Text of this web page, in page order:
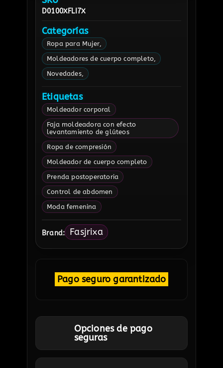
D0100XFLI7X
Categorías
Ropa para Mujer
Moldeadores de cuerpo completo
Novedades
Etiquetas
Moldeador corporal
Faja moldeadora con efecto
levantamiento de glúteos
Ropa de compresión
Moldeador de cuerpo completo
Prenda postoperatoria
Control de abdomen
Moda femenina
Brand: Fasjrixa
Pago seguro garantizado
Opciones de pago
seguras